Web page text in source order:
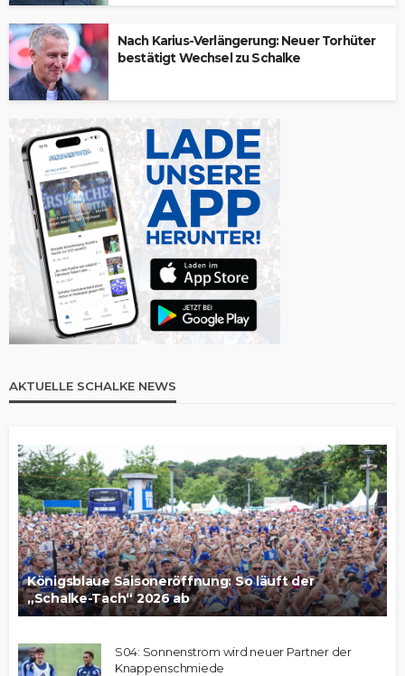
Nach Karius-Verlängerung: Neuer Torhüter
bestätigt Wechsel zu Schalke
AKTUELLE SCHALKE NEWS
Königsblaue Saisoneröffnung: So läuft der
„Schalke-Tach“ 2026 ab
S04: Sonnenstrom wird neuer Partner der
Knappenschmiede